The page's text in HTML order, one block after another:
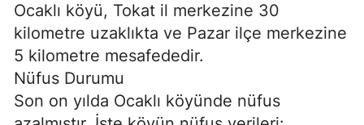
Ocaklı köyü, Tokat il merkezine 30
kilometre uzaklıkta ve Pazar ilçe merkezine
5 kilometre mesafededir.
Nüfus Durumu
Son on yılda Ocaklı köyünde nüfus